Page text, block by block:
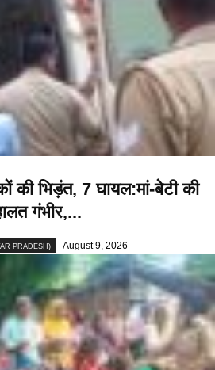
की भिड़ंत, 7 घायल:मां-बेटी की
गंभीर,...
PRADESH) August 9, 2026